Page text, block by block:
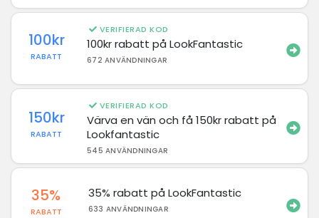
100kr
RABATT
VERIFIERAD KOD
100kr rabatt på LookFantastic
672 ANVÄNDNINGAR
150kr
RABATT
VERIFIERAD KOD
Värva en vän och få 150kr rabatt på
Lookfantastic
545 ANVÄNDNINGAR
35%
RABATT
35% rabatt på LookFantastic
633 ANVÄNDNINGAR